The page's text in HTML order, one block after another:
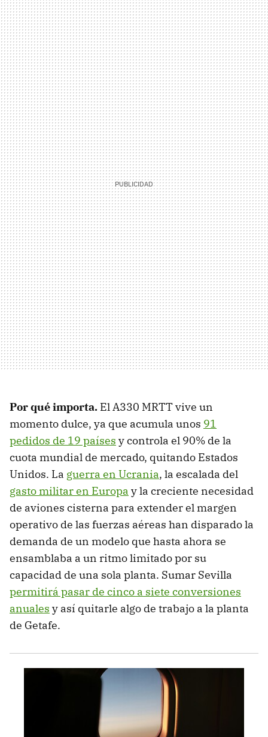
Por qué importa. El A330 MRTT vive un
momento dulce, ya que acumula unos 91
pedidos de 19 países y controla el 90% de la
cuota mundial de mercado, quitando Estados
Unidos. La guerra en Ucrania, la escalada del
gasto militar en Europa y la creciente necesidad
de aviones cisterna para extender el margen
operativo de las fuerzas aéreas han disparado la
demanda de un modelo que hasta ahora se
ensamblaba a un ritmo limitado por su
capacidad de una sola planta. Sumar Sevilla
permitirá pasar de cinco a siete conversiones
anuales y así quitarle algo de trabajo a la planta
de Getafe.